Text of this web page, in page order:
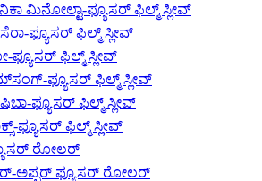
ಮಿನೋಲ್ಟಾ-ಫ್ಯೂಸರ್ ಫಿಲ್ಮ್ ಸ್ಲೀವ್
ಫ್ಯೂಸರ್ ಫಿಲ್ಮ್ ಸ್ಲೀವ್
ಫ್ಯೂಸರ್ ಫಿಲ್ಮ್ ಸ್ಲೀವ್
ಫ್ಯೂಸರ್ ಫಿಲ್ಮ್ ಸ್ಲೀವ್
ಫ್ಯೂಸರ್ ಫಿಲ್ಮ್ ಸ್ಲೀವ್
ಫ್ಯೂಸರ್ ಫಿಲ್ಮ್ ಸ್ಲೀವ್
ರೋಲರ್
ಅಪ್ಪರ್ ಫ್ಯೂಸರ್ ರೋಲರ್